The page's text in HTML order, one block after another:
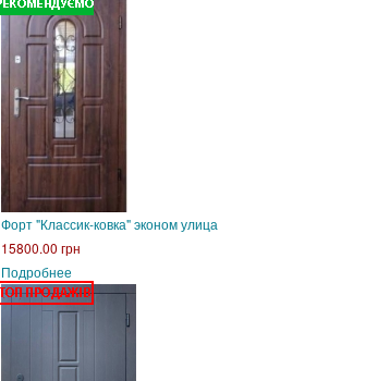
Форт "Классик-ковка" эконом улица
15800.00 грн
Подробнее